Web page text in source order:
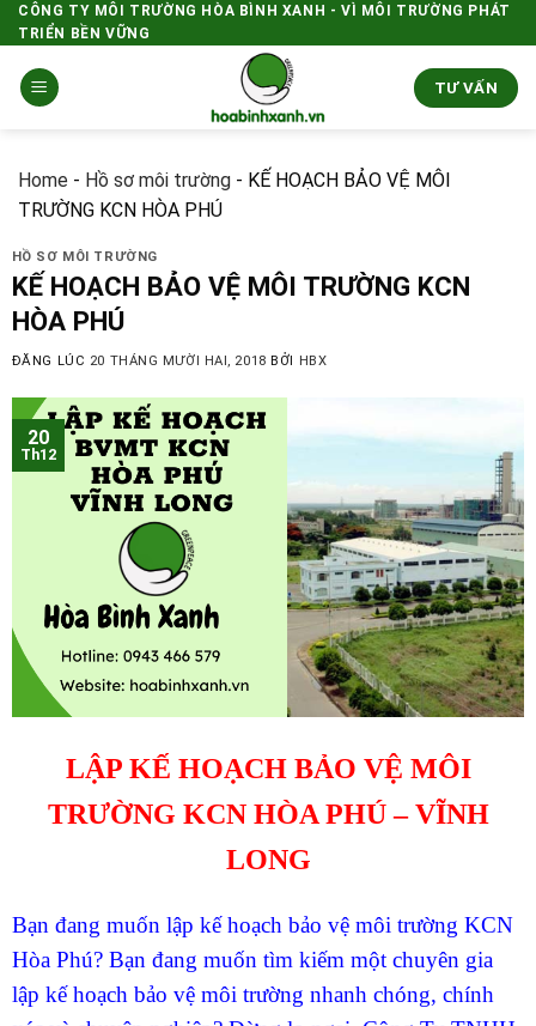
Skip
to
content
CÔNG TY MÔI TRƯỜNG HÒA BÌNH XANH - VÌ MÔI TRƯỜNG PHÁT
TRIỂN BỀN VỮNG
TƯ VẤN
Home - Hồ sơ môi trường - KẾ HOẠCH BẢO VỆ MÔI
TRƯỜNG KCN HÒA PHÚ
HỒ SƠ MÔI TRƯỜNG
KẾ HOẠCH BẢO VỆ MÔI TRƯỜNG KCN
HÒA PHÚ
ĐĂNG LÚC 20 THÁNG MƯỜI HAI, 2018 BỞI HBX
20
Th12
LẬP KẾ HOẠCH BẢO VỆ MÔI
TRƯỜNG KCN HÒA PHÚ – VĨNH
LONG
Bạn đang muốn lập kế hoạch bảo vệ môi trường KCN
Hòa Phú? Bạn đang muốn tìm kiếm một chuyên gia
lập kế hoạch bảo vệ môi trường nhanh chóng, chính